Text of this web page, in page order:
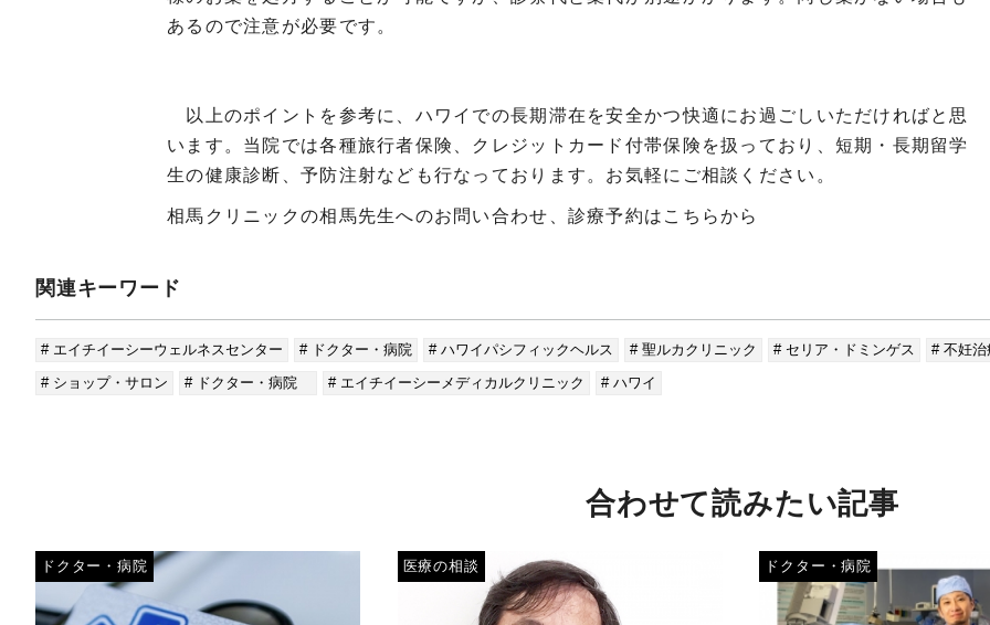
あるので注意が必要です。
以上のポイントを参考に、ハワイでの長期滞在を安全かつ快適にお過ごしいただければと思
います。当院では各種旅行者保険、クレジットカード付帯保険を扱っており、短期・長期留学
生の健康診断、予防注射なども行なっております。お気軽にご相談ください。
相馬クリニックの相馬先生へのお問い合わせ、診療予約はこちらから
関連キーワード
# エイチイーシーウェルネスセンター # ドクター・病院 # ハワイパシフィックヘルス # 聖ルカクリニック # セリア・ドミンゲス
# 不妊治
# ショップ・サロン
# ドクター・病院 # エイチイーシーメディカルクリニック # ハワイ
合わせて読みたい記事
ドクター・病院 医療の相談 ドクター・病院